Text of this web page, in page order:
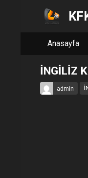
Anasayfa
İNGİLİZ
admin